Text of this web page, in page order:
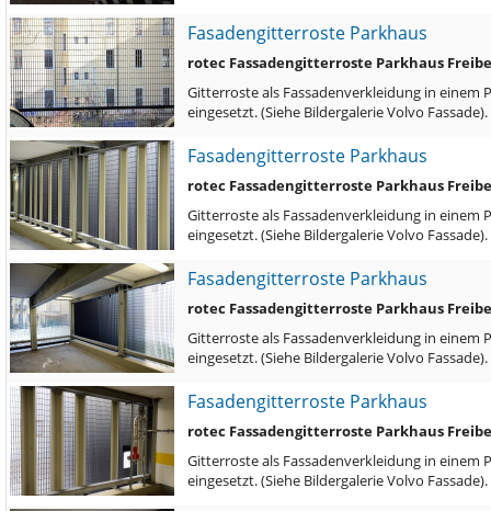
Fasadengitterroste Parkhaus
rotec Fassadengitterroste Parkhaus
Gitterroste als Fassadenverkleidung in
eingesetzt. (Siehe Bildergalerie Volvo
Fasadengitterroste Parkhaus
rotec Fassadengitterroste Parkhaus
Gitterroste als Fassadenverkleidung in
eingesetzt. (Siehe Bildergalerie Volvo
Fasadengitterroste Parkhaus
rotec Fassadengitterroste Parkhaus
Gitterroste als Fassadenverkleidung in
eingesetzt. (Siehe Bildergalerie Volvo
Fasadengitterroste Parkhaus
rotec Fassadengitterroste Parkhaus
Gitterroste als Fassadenverkleidung in
eingesetzt. (Siehe Bildergalerie Volvo